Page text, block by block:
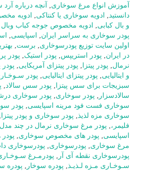
آموزش انواع مرغ سوخاری,
آنچه درباره
دانستید, ادویه سوخاری یا کنتاکی, ادویه
و بال کبابی, ادویه مخصوص جوجه کباب وبال
پودر سوخاری به سراسر ایران, اسپایسی,
اولین سایت توزیع پودرسوخاری, برست,
در ایران, پودر استریپس, پودر استیک, پودر
نرمال, پودر پیتزا , پودر پیتزای آمریکایی, پودر
و ایتالیایی, پودر پیتزای ایتالیایی, پودر
سبزیجات برای سس پیتزا , پودر سس سالاد,
سالادسزار , پودر سوخاری, پودر سوخاری
سوخاری فست فود مرینه اسپایسی, پودر
سوخاری مزه لذیذ, پودر سوخاری و پودر پیتزا ,
فلیمر،, پودر مرغ سوخاری نرمال در چند مدل
اسپایسی, پودر های مخصوص سوخاری,
مرغ سوخاری, پودرسوخاری, پودرسوخاری
پودرسوخاری نقطه آی آر , پودرمـرغ
سـوخـاری مـزه لـذیـذ, پودره سوخار , پودره